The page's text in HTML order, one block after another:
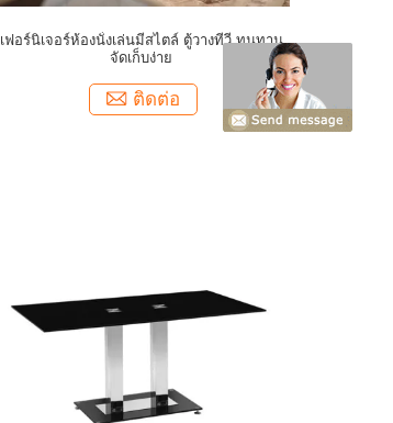
เฟอร์นิเจอร์ห้องนั่งเล่นมีสไตล์ ตู้วางทีวี ทนทาน
จัดเก็บง่าย
ติดต่อ